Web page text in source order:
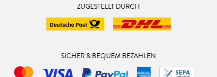
ZUGESTELLT DURCH
SICHER & BEQUEM BEZAHLEN